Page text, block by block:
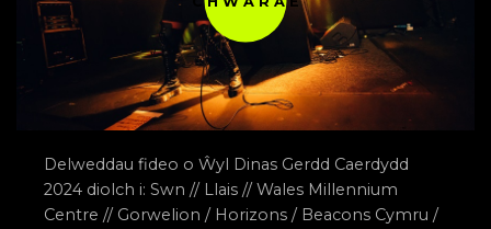
Delweddau fideo o Ŵyl Dinas Gerdd Caerdydd
2024 diolch i: Swn // Llais // Wales Millennium
Centre // Gorwelion / Horizons / Beacons Cymru /